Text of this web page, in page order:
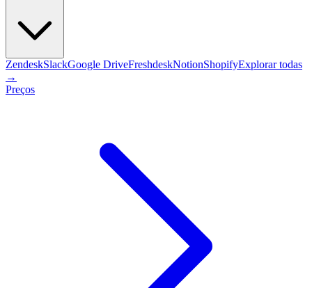
ZendeskSlackGoogle DriveFreshdeskNotionShopifyExplorar todas
→
Preços